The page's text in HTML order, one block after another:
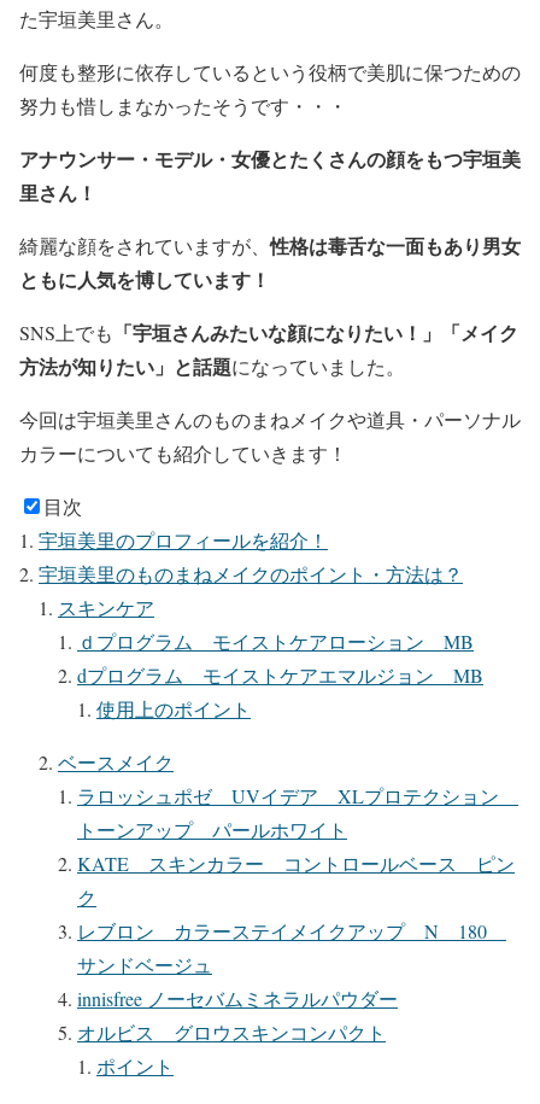
た宇垣美里さん。
何度も整形に依存しているという役柄で美肌に保つための
努力も惜しまなかったそうです・・・
アナウンサー・モデル・女優とたくさんの顔をもつ宇垣美
里さん！
綺麗な顔をされていますが、性格は毒舌な一面もあり男女
ともに人気を博しています！
SNS上でも 「宇垣さんみたいな顔になりたい！」「メイク
方法が知りたい」と話題になっていました。
今回は宇垣美里さんのものまねメイクや道具・パーソナル
カラーについても紹介していきます！
目次
宇垣美里のプロフィールを紹介！
宇垣美里のものまねメイクのポイント・方法は？
スキンケア
ｄプログラム モイストケアローション MB
dプログラム モイストケアエマルジョン MB
使用上のポイント
ベースメイク
ラロッシュポゼ UVイデア XLプロテクション
トーンアップ パールホワイト
KATE スキンカラー コントロールベース ピン
ク
レブロン カラーステイメイクアップ N 180
サンドベージュ
innisfree ノーセバムミネラルパウダー
オルビス グロウスキンコンパクト
ポイント